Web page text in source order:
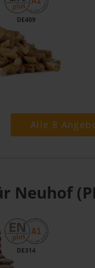
DE409
Alle 8
Neuhof
DE314